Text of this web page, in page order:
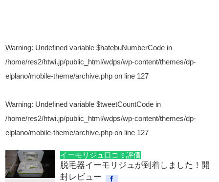
Warning: Undefined variable $hatebuNumberCode in
/home/res2/htwi.jp/public_html/wdps/wp-content/themes/dp-
elplano/mobile-theme/archive.php on line 127
Warning: Undefined variable $tweetCountCode in
/home/res2/htwi.jp/public_html/wdps/wp-content/themes/dp-
elplano/mobile-theme/archive.php on line 127
イーモリジュ口コミ評価
脱毛器イーモリジュが到着しました！開
封レビュー